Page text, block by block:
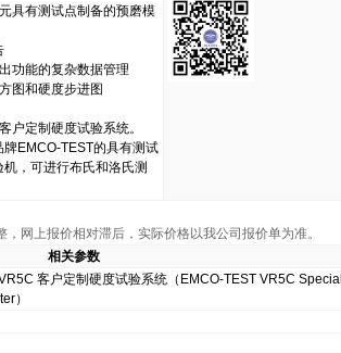
具有测试点制备的预磨模
功能的复杂数据管理
图和硬度步进图
户定制硬度试验系统。
EMCO-TEST的具有测试
，可进行布氏和洛氏测
，网上报价相对滞后，实际价格以我公司报价单为准。
相关参数
客户定制硬度试验系统（EMCO-TEST VR5C Special
）